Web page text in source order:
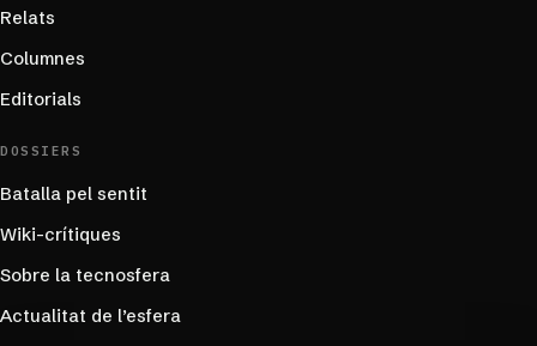
Relats
Columnes
Editorials
DOSSIERS
Batalla pel sentit
Wiki-crítiques
Sobre la tecnosfera
Actualitat de l’esfera